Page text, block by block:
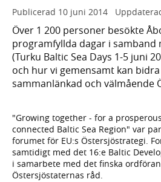
Publicerad 10 juni 2014
Över 1 200 personer besökte
programfyllda dagar i samband
(Turku Baltic Sea Days 1-5 juni
och hur vi gemensamt kan
sammanlänkad och välmående
"Growing together - for a
connected Baltic Sea Region" var
forumet för EU:s Östersjöstrategi.
samtidigt med det 16:e Baltic
i samarbete med det finska
Östersjöstaternas råd.